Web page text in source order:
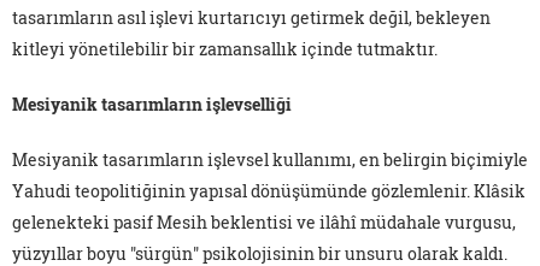
tasarımların asıl işlevi kurtarıcıyı getirmek değil, bekleyen
kitleyi yönetilebilir bir zamansallık içinde tutmaktır.
Mesiyanik tasarımların işlevselliği
Mesiyanik tasarımların işlevsel kullanımı, en belirgin biçimiyle
Yahudi teopolitiğinin yapısal dönüşümünde gözlemlenir. Klâsik
gelenekteki pasif Mesih beklentisi ve ilâhî müdahale vurgusu,
yüzyıllar boyu "sürgün" psikolojisinin bir unsuru olarak kaldı.